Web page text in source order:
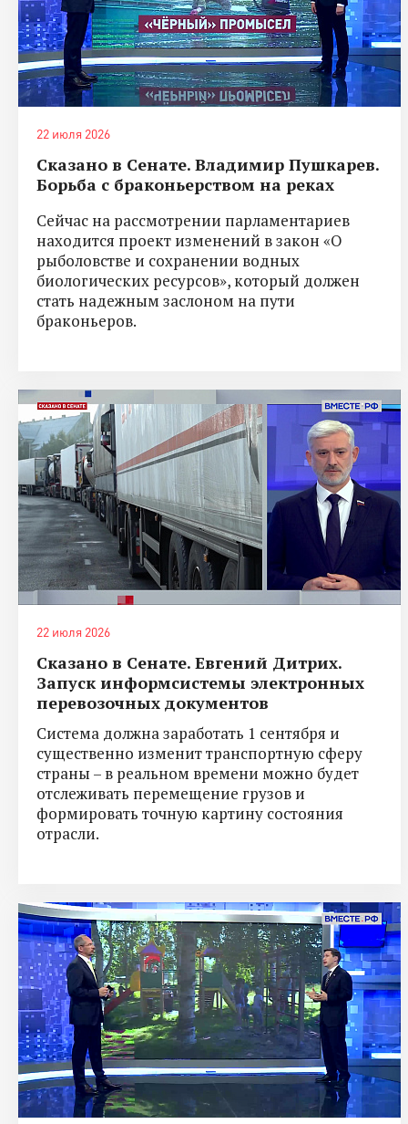
22 июля 2026
Сказано в Сенате. Владимир Пушкарев.
Борьба с браконьерством на реках
Сейчас на рассмотрении парламентариев
находится проект изменений в закон «О
рыболовстве и сохранении водных
биологических ресурсов», который должен
стать надежным заслоном на пути
браконьеров.
22 июля 2026
Сказано в Сенате. Евгений Дитрих.
Запуск информсистемы электронных
перевозочных документов
Система должна заработать 1 сентября и
существенно изменит транспортную сферу
страны – в реальном времени можно будет
отслеживать перемещение грузов и
формировать точную картину состояния
отрасли.